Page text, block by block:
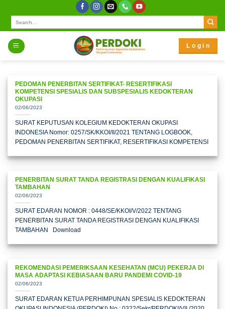
content
L o g i n
PEDOMAN PENERBITAN SERTIFIKAT- RESERTIFIKASI
KOMPETENSI SPESIALIS DAN SUBSPESIALIS KEDOKTERAN
OKUPASI
02/06/2023
SURAT KEPUTUSAN KOLEGIUM KEDOKTERAN OKUPASI
INDONESIA Nomor: 0257/SK/KKOI/II/2021 TENTANG LOGBOOK,
PEDOMAN PENERBITAN SERTIFIKAT, RESERTIFIKASI KOMPETENSI
PENERBITAN SURAT TANDA REGISTRASI DENGAN KUALIFIKASI
TAMBAHAN
02/06/2023
SURAT EDARAN NOMOR : 0448/SE/KKOI/V/2022 TENTANG
PENERBITAN SURAT TANDA REGISTRASI DENGAN KUALIFIKASI
TAMBAHAN Download
REKOMENDASI PEMERIKSAAN KESEHATAN (MCU) PEKERJA DI
MASA ADAPTASI KEBIASAAN BARU PANDEMI COVID-19
02/06/2023
SURAT EDARAN KETUA PERHIMPUNAN SPESIALIS KEDOKTERAN